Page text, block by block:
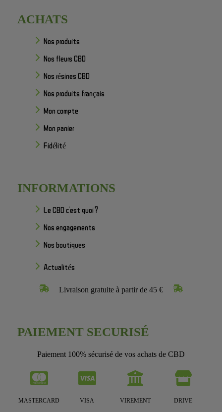
ACHATS
Nos produits
Nos fleurs CBD
Nos résines CBD
Nos produits français
Mon compte
Mon panier
Fidélité
INFORMATIONS
Le CBD c'est quoi ?
Nos engagements
Nos boutiques
Actualités
Livraison gratuite à partir de 45 €
PAIEMENT SECURISÉ
Paiement 100% sécurisé de vos achats de CBD
MASTERCARD VISA VIREMENT DRIVE